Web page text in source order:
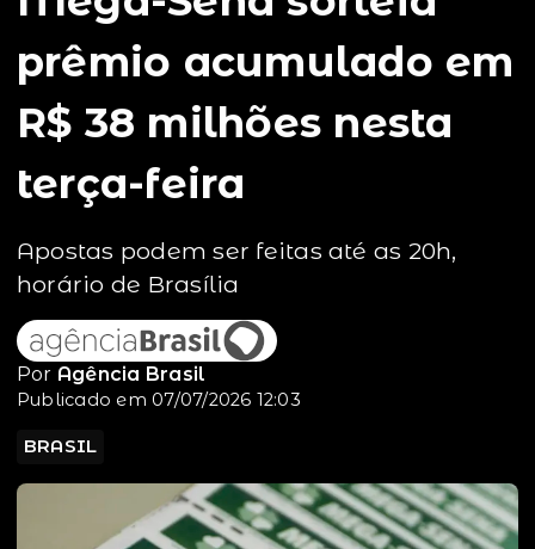
prêmio acumulado em
R$ 38 milhões nesta
terça-feira
Apostas podem ser feitas até as 20h,
horário de Brasília
Por Agência Brasil
Publicado em 07/07/2026 12:03
BRASIL